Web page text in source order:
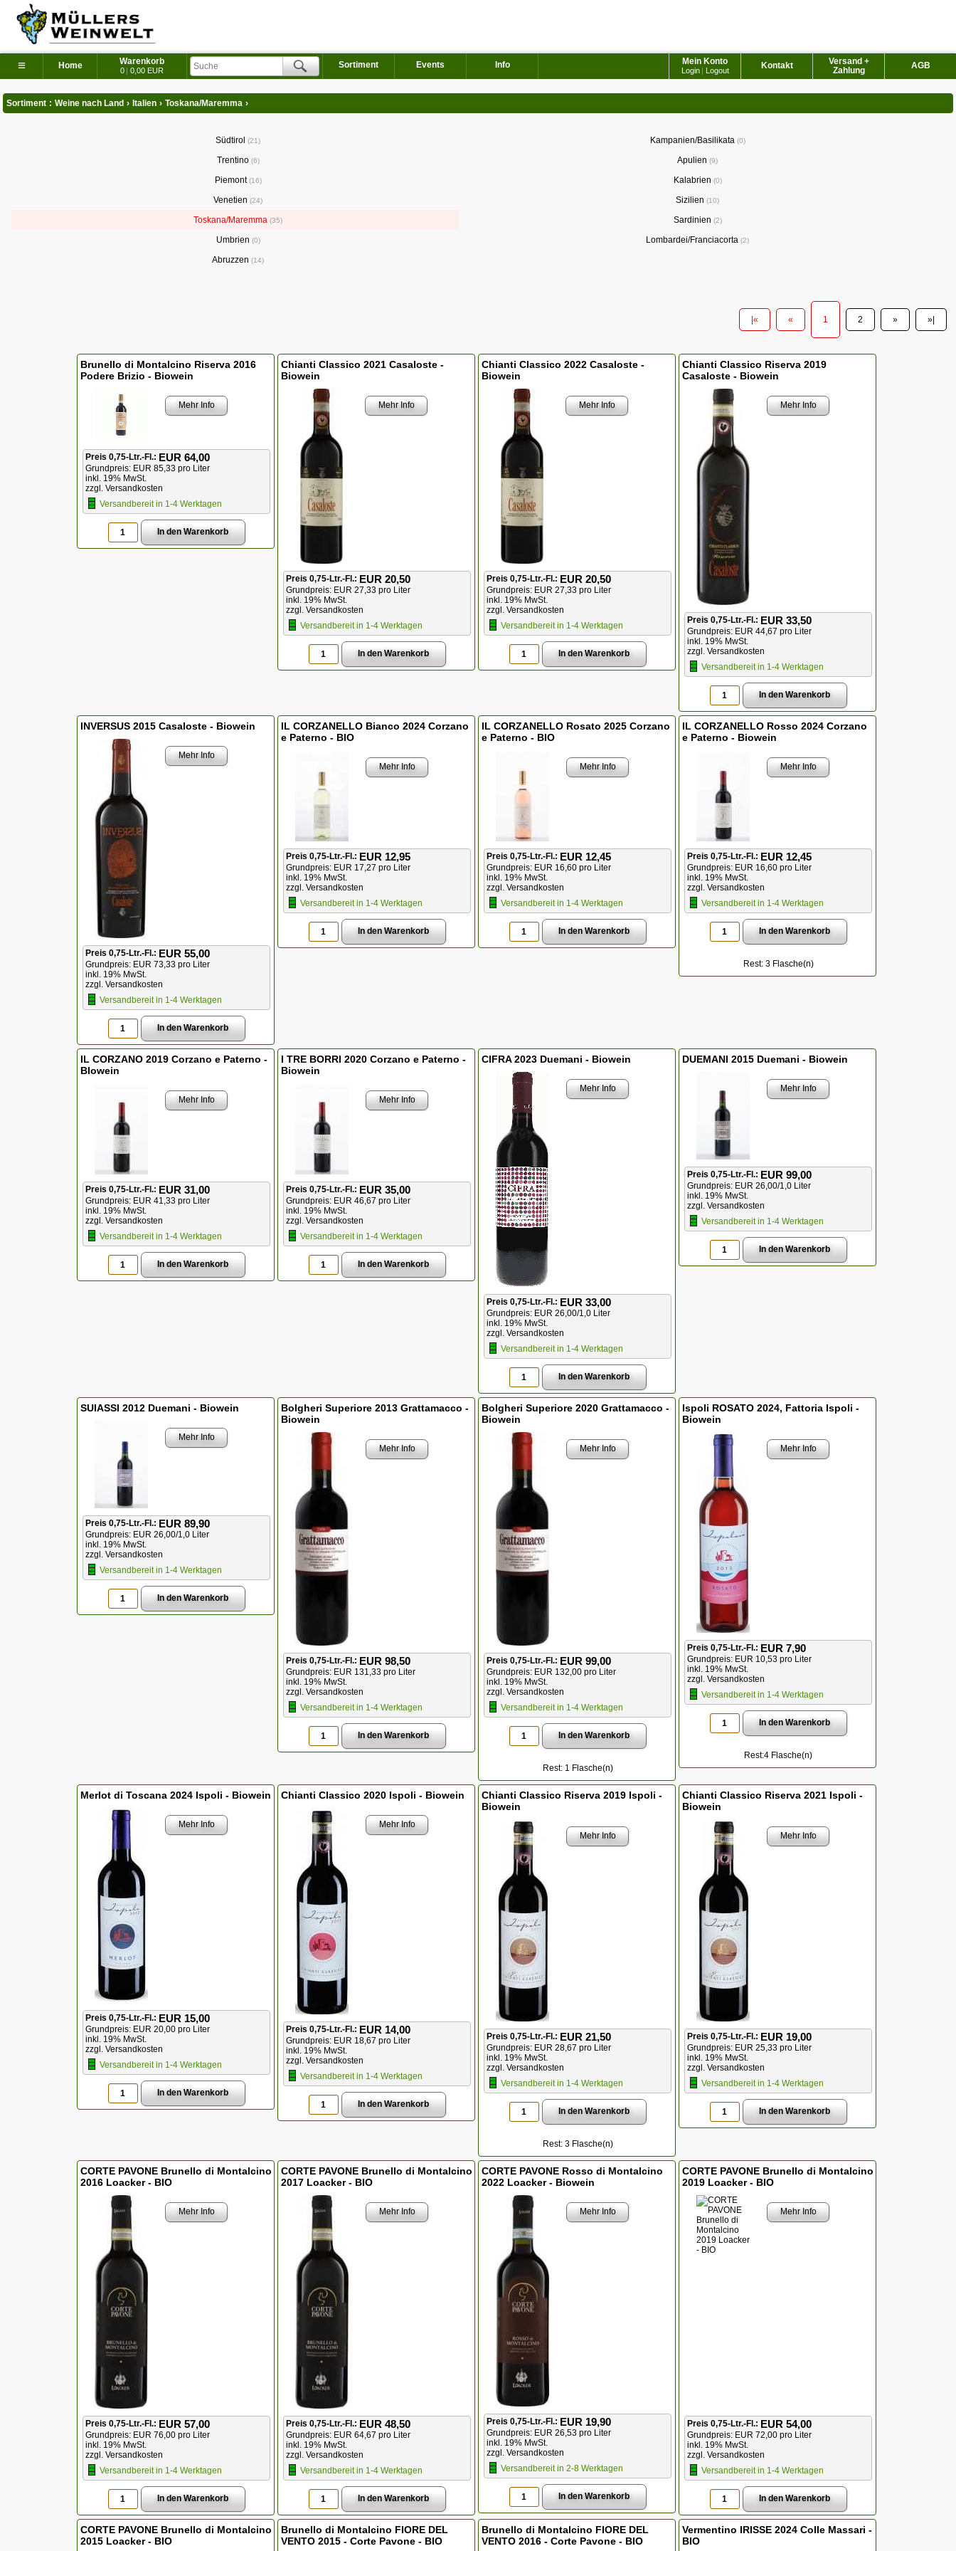
≡ Home Warenkorb
0 | 0,00 EUR
Sortiment Events Info AGB
Versand +
Zahlung
Kontakt
Mein Konto
Login | Logout
Sortiment : Weine nach Land › Italien › Toskana/Maremma ›
Südtirol 21
Trentino 6
Piemont 16
Venetien 24
Toskana/Maremma 35
Umbrien 0
Abruzzen 14
Kampanien/Basilikata 0
Apulien 9
Kalabrien 0
Sizilien 10
Sardinien 2
Lombardei/Franciacorta 2
|« « 1 2 » »|
Brunello di Montalcino Riserva 2016
Podere Brizio - Biowein
Mehr Info
Preis 0,75-Ltr.-Fl.: EUR 64,00
Grundpreis: EUR 85,33 pro Liter
inkl. 19% MwSt.
zzgl. Versandkosten
Versandbereit in 1-4 Werktagen
Chianti Classico 2021 Casaloste -
Biowein
Mehr Info
Preis 0,75-Ltr.-Fl.: EUR 20,50
Grundpreis: EUR 27,33 pro Liter
inkl. 19% MwSt.
zzgl. Versandkosten
Versandbereit in 1-4 Werktagen
Chianti Classico 2022 Casaloste -
Biowein
Mehr Info
Preis 0,75-Ltr.-Fl.: EUR 20,50
Grundpreis: EUR 27,33 pro Liter
inkl. 19% MwSt.
zzgl. Versandkosten
Versandbereit in 1-4 Werktagen
Chianti Classico Riserva 2019
Casaloste - Biowein
Mehr Info
Preis 0,75-Ltr.-Fl.: EUR 33,50
Grundpreis: EUR 44,67 pro Liter
inkl. 19% MwSt.
zzgl. Versandkosten
Versandbereit in 1-4 Werktagen
INVERSUS 2015 Casaloste - Biowein
Mehr Info
Preis 0,75-Ltr.-Fl.: EUR 55,00
Grundpreis: EUR 73,33 pro Liter
inkl. 19% MwSt.
zzgl. Versandkosten
Versandbereit in 1-4 Werktagen
IL CORZANELLO Bianco 2024 Corzano
e Paterno - BIO
Mehr Info
Preis 0,75-Ltr.-Fl.: EUR 12,95
Grundpreis: EUR 17,27 pro Liter
inkl. 19% MwSt.
zzgl. Versandkosten
Versandbereit in 1-4 Werktagen
IL CORZANELLO Rosato 2025 Corzano
e Paterno - BIO
Mehr Info
Preis 0,75-Ltr.-Fl.: EUR 12,45
Grundpreis: EUR 16,60 pro Liter
inkl. 19% MwSt.
zzgl. Versandkosten
Versandbereit in 1-4 Werktagen
IL CORZANELLO Rosso 2024 Corzano
e Paterno - Biowein
Mehr Info
Preis 0,75-Ltr.-Fl.: EUR 12,45
Grundpreis: EUR 16,60 pro Liter
inkl. 19% MwSt.
zzgl. Versandkosten
Versandbereit in 1-4 Werktagen
Rest: 3 Flasche(n)
IL CORZANO 2019 Corzano e Paterno -
BIowein
Mehr Info
Preis 0,75-Ltr.-Fl.: EUR 31,00
Grundpreis: EUR 41,33 pro Liter
inkl. 19% MwSt.
zzgl. Versandkosten
Versandbereit in 1-4 Werktagen
I TRE BORRI 2020 Corzano e Paterno -
Biowein
Mehr Info
Preis 0,75-Ltr.-Fl.: EUR 35,00
Grundpreis: EUR 46,67 pro Liter
inkl. 19% MwSt.
zzgl. Versandkosten
Versandbereit in 1-4 Werktagen
CIFRA 2023 Duemani - Biowein
Mehr Info
Preis 0,75-Ltr.-Fl.: EUR 33,00
Grundpreis: EUR 26,00/1,0 Liter
inkl. 19% MwSt.
zzgl. Versandkosten
Versandbereit in 1-4 Werktagen
DUEMANI 2015 Duemani - Biowein
Mehr Info
Preis 0,75-Ltr.-Fl.: EUR 99,00
Grundpreis: EUR 26,00/1,0 Liter
inkl. 19% MwSt.
zzgl. Versandkosten
Versandbereit in 1-4 Werktagen
SUIASSI 2012 Duemani - Biowein
Mehr Info
Preis 0,75-Ltr.-Fl.: EUR 89,90
Grundpreis: EUR 26,00/1,0 Liter
inkl. 19% MwSt.
zzgl. Versandkosten
Versandbereit in 1-4 Werktagen
Bolgheri Superiore 2013 Grattamacco -
Biowein
Mehr Info
Preis 0,75-Ltr.-Fl.: EUR 98,50
Grundpreis: EUR 131,33 pro Liter
inkl. 19% MwSt.
zzgl. Versandkosten
Versandbereit in 1-4 Werktagen
Bolgheri Superiore 2020 Grattamacco -
Biowein
Mehr Info
Preis 0,75-Ltr.-Fl.: EUR 99,00
Grundpreis: EUR 132,00 pro Liter
inkl. 19% MwSt.
zzgl. Versandkosten
Versandbereit in 1-4 Werktagen
Rest: 1 Flasche(n)
Ispoli ROSATO 2024, Fattoria Ispoli -
Biowein
Mehr Info
Preis 0,75-Ltr.-Fl.: EUR 7,90
Grundpreis: EUR 10,53 pro Liter
inkl. 19% MwSt.
zzgl. Versandkosten
Versandbereit in 1-4 Werktagen
Rest:4 Flasche(n)
Merlot di Toscana 2024 Ispoli - Biowein
Mehr Info
Preis 0,75-Ltr.-Fl.: EUR 15,00
Grundpreis: EUR 20,00 pro Liter
inkl. 19% MwSt.
zzgl. Versandkosten
Versandbereit in 1-4 Werktagen
Chianti Classico 2020 Ispoli - Biowein
Mehr Info
Preis 0,75-Ltr.-Fl.: EUR 14,00
Grundpreis: EUR 18,67 pro Liter
inkl. 19% MwSt.
zzgl. Versandkosten
Versandbereit in 1-4 Werktagen
Chianti Classico Riserva 2019 Ispoli -
Biowein
Mehr Info
Preis 0,75-Ltr.-Fl.: EUR 21,50
Grundpreis: EUR 28,67 pro Liter
inkl. 19% MwSt.
zzgl. Versandkosten
Versandbereit in 1-4 Werktagen
Rest: 3 Flasche(n)
Chianti Classico Riserva 2021 Ispoli -
Biowein
Mehr Info
Preis 0,75-Ltr.-Fl.: EUR 19,00
Grundpreis: EUR 25,33 pro Liter
inkl. 19% MwSt.
zzgl. Versandkosten
Versandbereit in 1-4 Werktagen
CORTE PAVONE Brunello di Montalcino
2016 Loacker - BIO
Mehr Info
Preis 0,75-Ltr.-Fl.: EUR 57,00
Grundpreis: EUR 76,00 pro Liter
inkl. 19% MwSt.
zzgl. Versandkosten
Versandbereit in 1-4 Werktagen
CORTE PAVONE Brunello di Montalcino
2017 Loacker - BIO
Mehr Info
Preis 0,75-Ltr.-Fl.: EUR 48,50
Grundpreis: EUR 64,67 pro Liter
inkl. 19% MwSt.
zzgl. Versandkosten
Versandbereit in 1-4 Werktagen
CORTE PAVONE Rosso di Montalcino
2022 Loacker - Biowein
Mehr Info
Preis 0,75-Ltr.-Fl.: EUR 19,90
Grundpreis: EUR 26,53 pro Liter
inkl. 19% MwSt.
zzgl. Versandkosten
Versandbereit in 2-8 Werktagen
CORTE PAVONE Brunello di Montalcino
2019 Loacker - BIO
Mehr Info
Preis 0,75-Ltr.-Fl.: EUR 54,00
Grundpreis: EUR 72,00 pro Liter
inkl. 19% MwSt.
zzgl. Versandkosten
Versandbereit in 1-4 Werktagen
CORTE PAVONE Brunello di Montalcino
2015 Loacker - BIO
Brunello di Montalcino FIORE DEL
VENTO 2015 - Corte Pavone - BIO
Brunello di Montalcino FIORE DEL
VENTO 2016 - Corte Pavone - BIO
Vermentino IRISSE 2024 Colle Massari -
BIO